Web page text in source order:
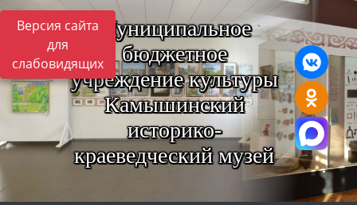
Версия сайта
для
слабовидящих
Муниципальное
бюджетное
учреждение культуры
Камышинский
историко-
краеведческий музей